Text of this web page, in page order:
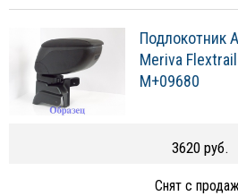
Подлокотник
Meriva
M+09680
3620 руб.
Снят с